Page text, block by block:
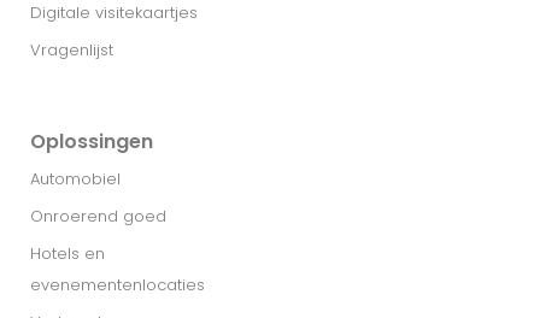
Digitale visitekaartjes
Vragenlijst
Oplossingen
Automobiel
Onroerend goed
Hotels en
evenementenlocaties